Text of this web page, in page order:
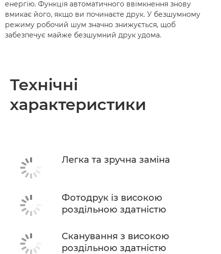
енергію. Функція автоматичного ввімкнення знову
вмикає його, якщо ви починаєте друк. У безшумному
режиму робочий шум значно знижується, щоб
забезпечує майже безшумний друк удома.
Технічні
характеристики
Легка та зручна заміна
Фотодрук із високою
роздільною здатністю
Сканування з високою
роздільною здатністю